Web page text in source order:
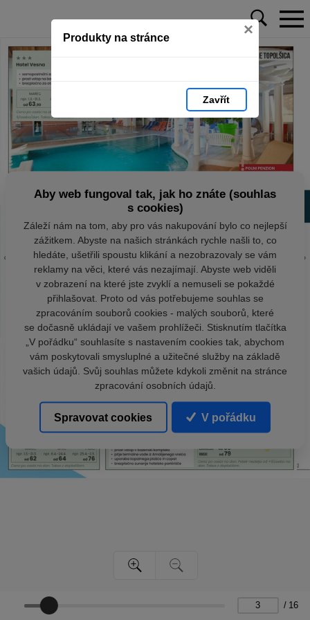
Produkty na stránce ×
Zavřít
/ 16
Aby web fungoval tak, jak ho znáte (souhlas
s cookies)
Záleží nám na tom, aby pro vás nakupování bylo co nejlepší
zážitkem. Abyste na našich stránkách rychle našli to, co
hledáte, ušetřili spoustu klikání a nezobrazovaly se vám
reklamy na věci, které vás nezajímají. Abyste web viděli
v zobrazení na které jste zvyklí a nemuseli se pokaždé
přihlašovat. Proto od vás potřebujeme souhlas se
zpracováním souborů cookies - malých souborů, které
se dočasně ukládají ve vašem prohlížeči. Stisknutím tlačítka
„V pořádku“ souhlasíte s nastavením cookies tak, abychom
vám poskytovali smysluplné a užitečné služby na základě
vašich údajů. Svůj souhlas můžete kdykoli změnit na stránce
zpracování osobních údajů.
Spravovat cookies V pořádku